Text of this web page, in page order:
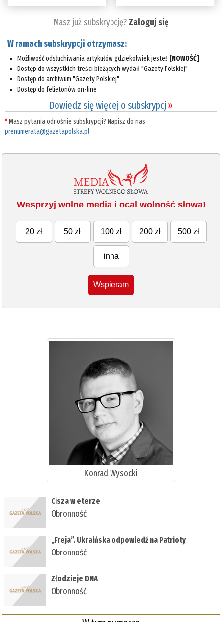
Masz już subskrypcję?Zaloguj się
W ramach subskrypcji otrzymasz:
Możliwość odsłuchiwania artykułów gdziekolwiek jesteś [NOWOŚĆ]
Dostęp do wszystkich treści bieżących wydań "Gazety Polskiej"
Dostęp do archiwum "Gazety Polskiej"
Dostęp do felietonów on-line
Dowiedz się więcej o subskrypcji»
*Masz pytania odnośnie subskrypcji? Napisz do nas
prenumerata@gazetapolska.pl
Wesprzyj wolne media i ocal wolność słowa!
20 zł 50 zł 100 zł 200 zł 500 zł
inna
Wspieram
Konrad Wysocki
Cisza w eterze
Obronność
„Freja”. Ukraińska odpowiedź na Patrioty
Obronność
Złodzieje DNA
Obronność